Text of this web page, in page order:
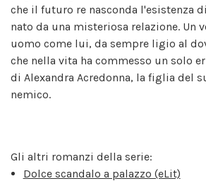
che il futuro re nasconda l'esistenza
nato da una misteriosa relazione. Un
uomo come lui, da sempre ligio al
che nella vita ha commesso un solo
di Alexandra Acredonna, la figlia del
nemico.
Gli altri romanzi della serie:
Dolce scandalo a palazzo (eLit)